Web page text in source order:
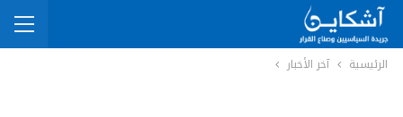
الرئيسية آخر الأخبار